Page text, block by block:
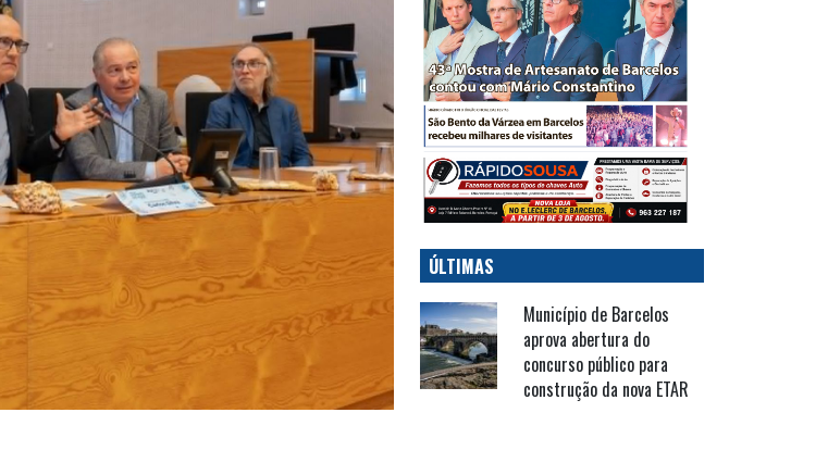
ÚLTIMAS
Município de Barcelos
aprova abertura do
concurso público para
construção da nova ETAR